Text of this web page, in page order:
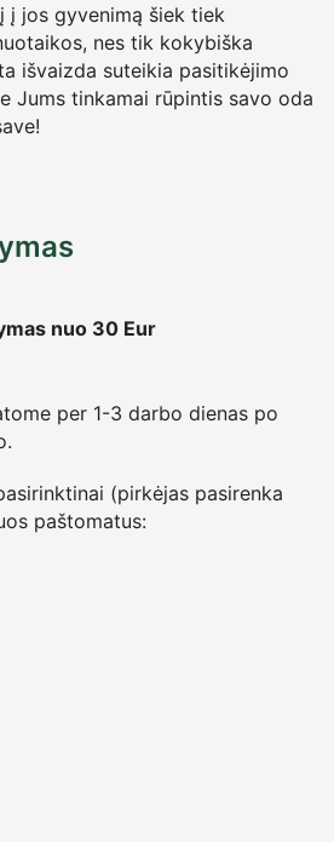
į jos gyvenimą šiek tiek
nes tik kokybiška
išvaizda suteikia pasitikėjimo
Jums tinkamai rūpintis savo oda
nuo 30 Eur
per 1-3 darbo dienas po
(pirkėjas pasirenka
paštomatus: